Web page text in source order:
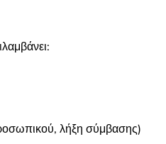
λήξη σύμβασης)